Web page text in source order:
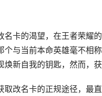
名卡的渴望，在王者荣耀
个与当前本命英雄毫不相
焕新自我的钥匙，然而，
取改名卡的正规途径，最